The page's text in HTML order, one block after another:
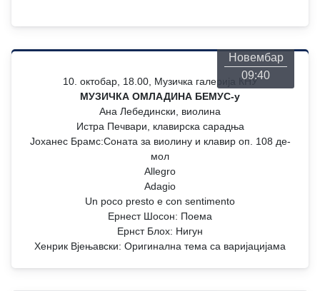
Новембар
09:40
10. октобар, 18.00, Музичка галерија КНУ
МУЗИЧКА ОМЛАДИНА БЕМУС-у
Ана Лебедински, виолина
Истра Печвари, клавирска сарадња
Јоханес Брамс:Соната за виолину и клавир оп. 108 дe-
мол
Allegro
Adagio
Un poco presto e con sentimento
Ернест Шосон: Поема
Ернст Блох: Нигун
Хенрик Вјењавски: Оригинална тема са варијацијама